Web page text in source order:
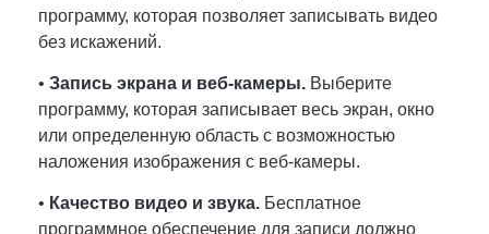
программу, которая позволяет записывать видео
без искажений.
• Запись экрана и веб-камеры. Выберите
программу, которая записывает весь экран, окно
или определенную область с возможностью
наложения изображения с веб-камеры.
• Качество видео и звука. Бесплатное
программное обеспечение для записи должно